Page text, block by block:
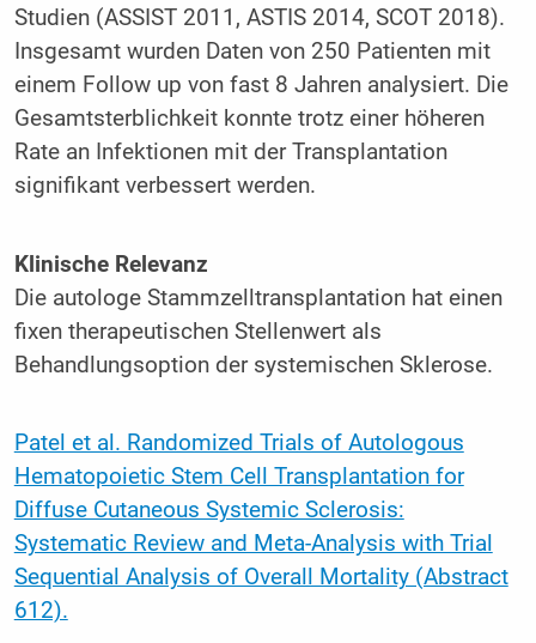
Studien (ASSIST 2011, ASTIS 2014, SCOT 2018).
Insgesamt wurden Daten von 250 Patienten mit
einem Follow up von fast 8 Jahren analysiert. Die
Gesamtsterblichkeit konnte trotz einer höheren
Rate an Infektionen mit der Transplantation
signifikant verbessert werden.
Klinische Relevanz
Die autologe Stammzelltransplantation hat einen
fixen therapeutischen Stellenwert als
Behandlungsoption der systemischen Sklerose.
Patel et al. Randomized Trials of Autologous
Hematopoietic Stem Cell Transplantation for
Diffuse Cutaneous Systemic Sclerosis:
Systematic Review and Meta-Analysis with Trial
Sequential Analysis of Overall Mortality (Abstract
612).